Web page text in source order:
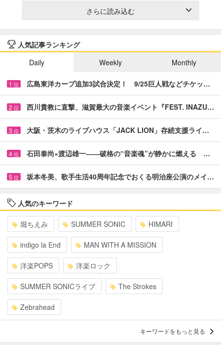
さらに読み込む
人気記事ランキング
Daily
Weekly Monthly
1 位 広島東洋カープ追加3試合決定！ 9/25巨人戦などチケッ…
2 位 西川貴教に直撃、滋賀最大の音楽イベント『FEST. INAZU…
3 位 大阪・茨木のライブハウス「JACK LION」存続支援ライ…
4 位 石田泰尚×渡辺雄一――破格の“音楽魂”が静かに燃える …
5 位 坂本冬美、歌手生活40周年記念でおくる明治座公演のメイ…
人気のキーワード
堀ちえみ SUMMER SONIC HIMARI
indigo la End MAN WITH A MISSION
洋楽POPS 洋楽ロック
SUMMER SONICライブ The Strokes
Zebrahead
キーワードをもっと見る